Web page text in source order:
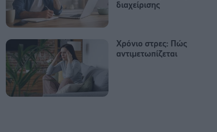
διαχείρισης
Χρόνιο στρες: Πώς
αντιμετωπίζεται